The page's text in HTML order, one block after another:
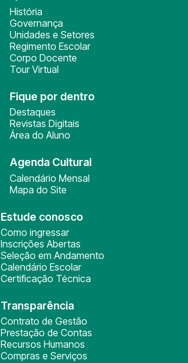
História
Governança
Unidades e Setores
Regimento Escolar
Corpo Docente
Tour Virtual
Fique por dentro
Destaques
Revistas Digitais
Área do Aluno
Agenda Cultural
Calendário Mensal
Mapa do Site
Estude conosco
Como ingressar
Inscrições Abertas
Seleção em Andamento
Calendário Escolar
Certificação Técnica
Transparência
Contrato de Gestão
Prestação de Contas
Recursos Humanos
Compras e Serviços